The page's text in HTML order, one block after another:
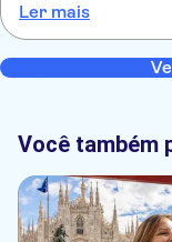
Ler mais
Você também